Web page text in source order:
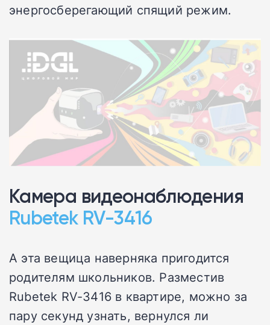
энергосберегающий спящий режим.
Камера видеонаблюдения
Rubetek RV-3416
А эта вещица наверняка пригодится
родителям школьников. Разместив
Rubetek RV-3416 в квартире, можно за
пару секунд узнать, вернулся ли